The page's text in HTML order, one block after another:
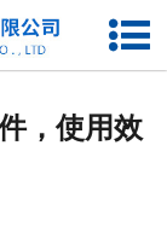
首页
，使用效